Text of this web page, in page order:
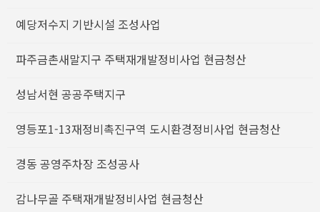
예당저수지 기반시설 조성사업
파주금촌새말지구 주택재개발정비사업 현금청산
성남서현 공공주택지구
영등포1-13재정비촉진구역 도시환경정비사업 현금청산
경동 공영주차장 조성공사
감나무골 주택재개발정비사업 현금청산